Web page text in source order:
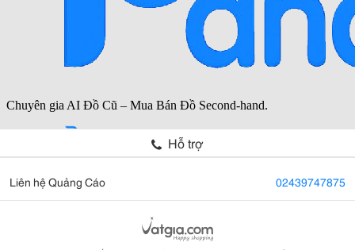
Hỗ trợ
Liên hệ Quảng Cáo 02439747875